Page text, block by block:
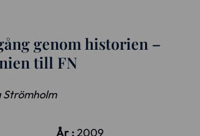
genom historien –
till FN
Strömholm
År :2009